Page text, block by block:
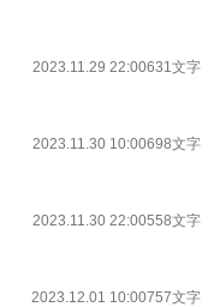
2023.11.29 22:00631文字
2023.11.30 10:00698文字
2023.11.30 22:00558文字
2023.12.01 10:00757文字